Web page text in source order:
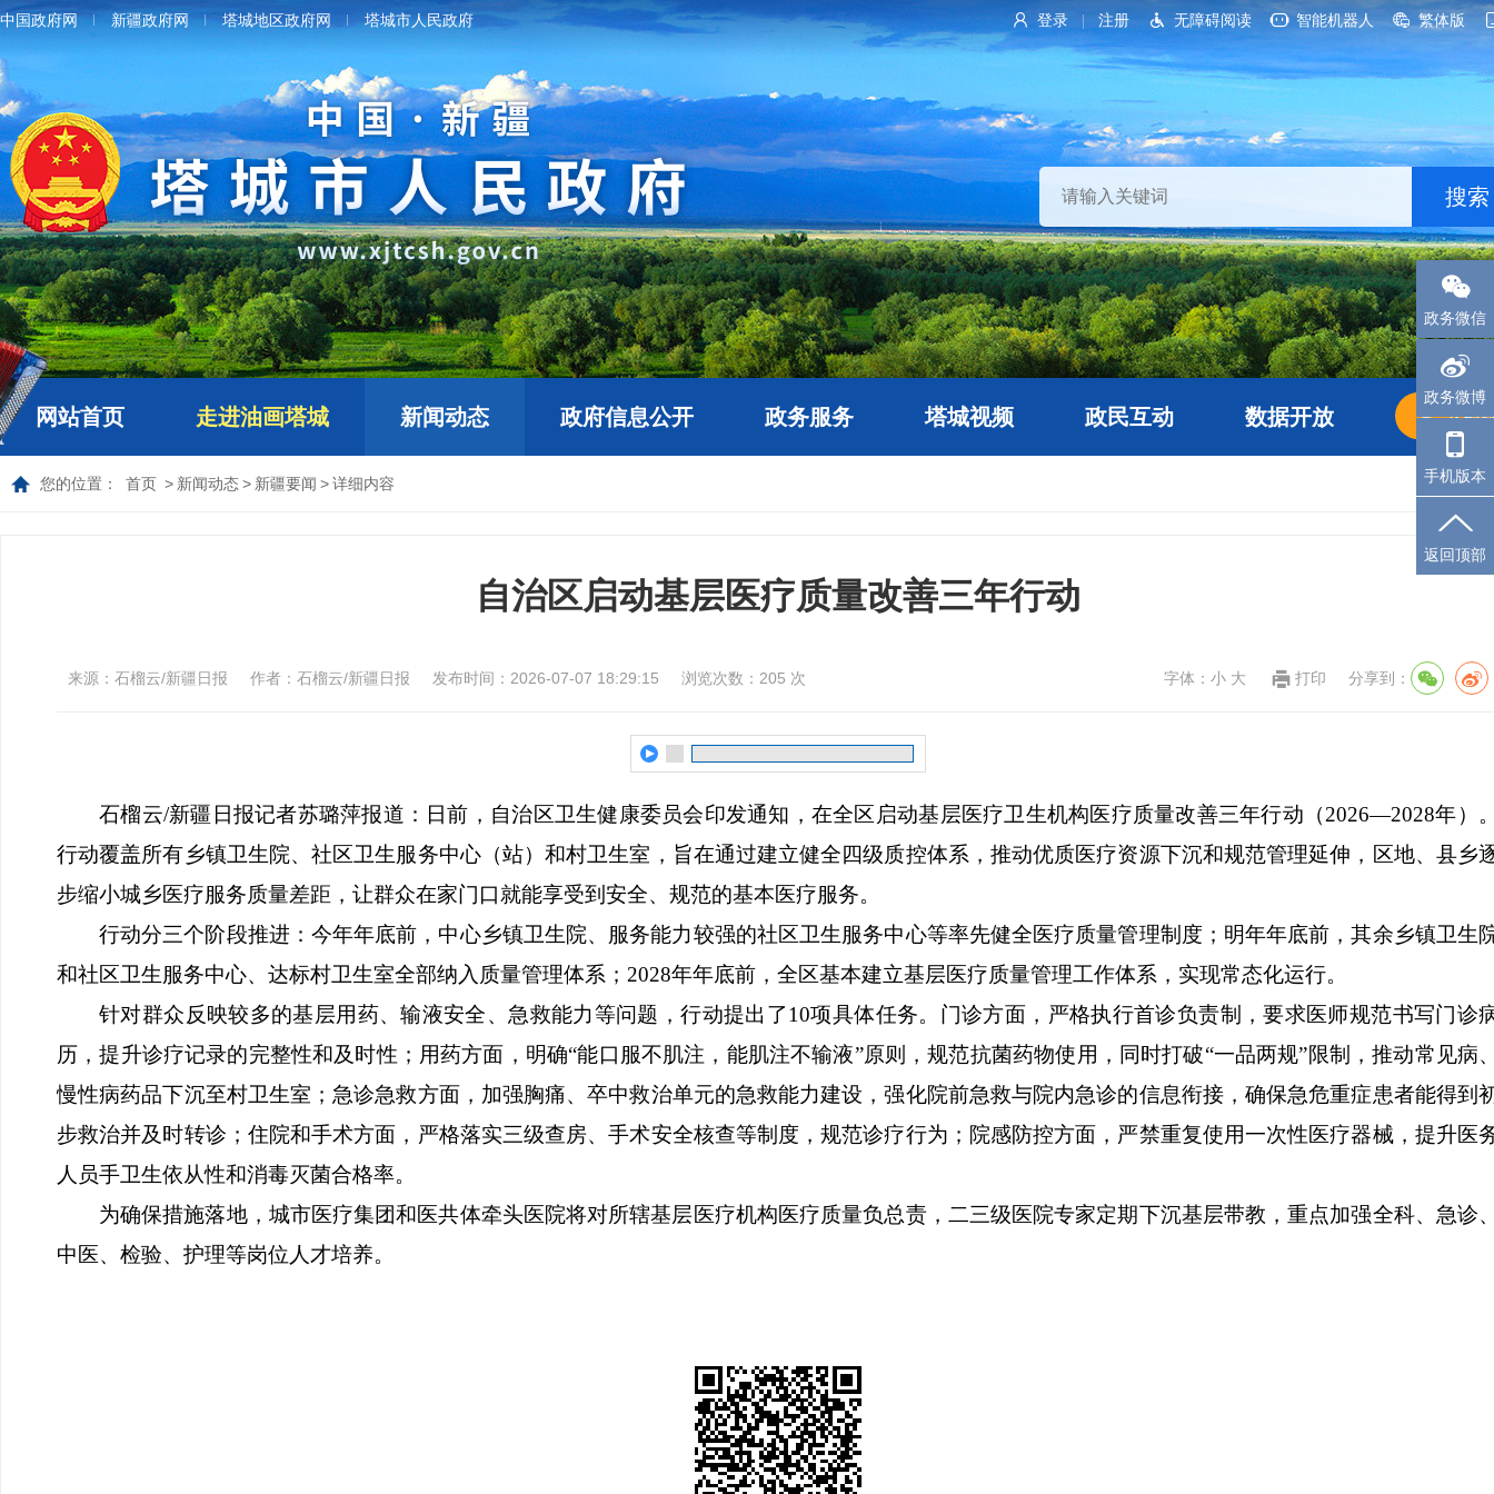
登录 注册 无障碍阅读 智能机器人 繁体版
中国政府网 新疆政府网 塔城地区政府网 塔城市人民政府
网站首页 走进油画塔城 新闻动态 政府信息公开 政务服务 塔城视频 政民互动 数据开放 长者
您的位置： 首页 > 新闻动态> 新疆要闻 >详细内容
自治区启动基层医疗质量改善三年行动
来源：石榴云/新疆日报 作者：石榴云/新疆日报 发布时间：2026-07-07 18:29:15 浏览次数： 205 次 字体： 小 大 打印 分享到：
石榴云/新疆日报记者苏璐萍报道：日前，自治区卫生健康委员会印发通知，在全区启动基层医疗卫生机构医疗质量改善三年行动（2026—2028年）
行动覆盖所有乡镇卫生院、社区卫生服务中心（站）和村卫生室，旨在通过建立健全四级质控体系，推动优质医疗资源下沉和规范管理延伸，区地、县乡
步缩小城乡医疗服务质量差距，让群众在家门口就能享受到安全、规范的基本医疗服务。
行动分三个阶段推进：今年年底前，中心乡镇卫生院、服务能力较强的社区卫生服务中心等率先健全医疗质量管理制度；明年年底前，其余乡镇卫生
和社区卫生服务中心、达标村卫生室全部纳入质量管理体系； 2028年年底前，全区基本建立基层医疗质量管理工作体系，实现常态化运行。
针对群众反映较多的基层用药、输液安全、急救能力等问题，行动提出了10项具体任务。门诊方面，严格执行首诊负责制，要求医师规范书写门诊
历，提升诊疗记录的完整性和及时性；用药方面，明确“能口服不肌注，能肌注不输液”原则，规范抗菌药物使用，同时打破“一品两规”限制，推动常见病
慢性病药品下沉至村卫生室；急诊急救方面，加强胸痛、卒中救治单元的急救能力建设，强化院前急救与院内急诊的信息衔接，确保急危重症患者能得到
步救治并及时转诊；住院和手术方面，严格落实三级查房、手术安全核查等制度，规范诊疗行为；院感防控方面，严禁重复使用一次性医疗器械，提升医
人员手卫生依从性和消毒灭菌合格率。
为确保措施落地，城市医疗集团和医共体牵头医院将对所辖基层医疗机构医疗质量负总责，二三级医院专家定期下沉基层带教，重点加强全科、急诊
中医、检验、护理等岗位人才培养。
政务微信
政务微博
手机版本
返回顶部